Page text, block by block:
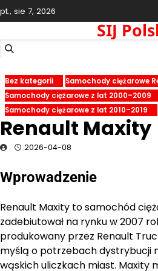
Skip
to
pt., sie 7, 2026
SIJ
Bez kategorii
Samochody ciężarowe
Samochody ciężarowe z lat 2000–2009
Samochody ciężarowe z lat 2010–2019
Renault Maxity
2026-04-08
Wprowadzenie
Renault Maxity to samochód
zadebiutował na rynku w 2007
produkowany przez Renault
myślą o potrzebach dystrybucji
wąskich uliczkach miast. Maxity